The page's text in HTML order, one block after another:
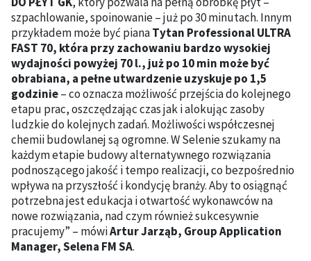
szpachlowanie, spoinowanie – już po 30 minutach. Innym
przykładem może być pianaTytan Professional ULTRA
FAST 70, która przy zachowaniu bardzo wysokiej
wydajności powyżej 70 l., już po 10 min może być
obrabiana, a pełne utwardzenie uzyskuje po 1,5
godzinie– co oznacza możliwość przejścia do kolejnego
etapu prac, oszczędzając czas jak i alokując zasoby
ludzkie do kolejnych zadań. Możliwości współczesnej
chemii budowlanej są ogromne. W Selenie szukamy na
każdym etapie budowy alternatywnego rozwiązania
podnoszącego jakość i tempo realizacji, co bezpośrednio
wpływa na przyszłość i kondycję branży. Aby to osiągnąć
potrzebna jest edukacja i otwartość wykonawców na
nowe rozwiązania, nad czym również sukcesywnie
pracujemy” – mówiArtur Jarząb, Group Application
Manager, Selena FM SA.